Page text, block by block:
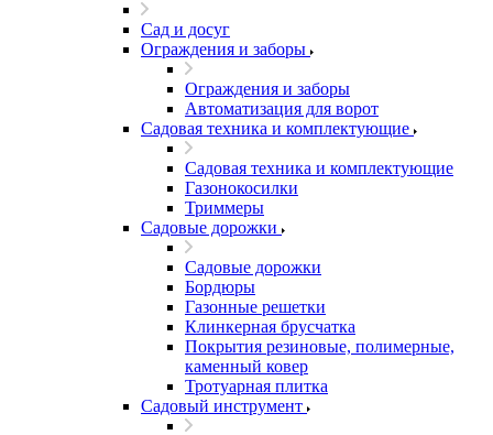
Сад и досуг
Ограждения и заборы
Ограждения и заборы
Автоматизация для ворот
Садовая техника и комплектующие
Садовая техника и комплектующие
Газонокосилки
Триммеры
Садовые дорожки
Садовые дорожки
Бордюры
Газонные решетки
Клинкерная брусчатка
Покрытия резиновые, полимерные,
каменный ковер
Тротуарная плитка
Садовый инструмент